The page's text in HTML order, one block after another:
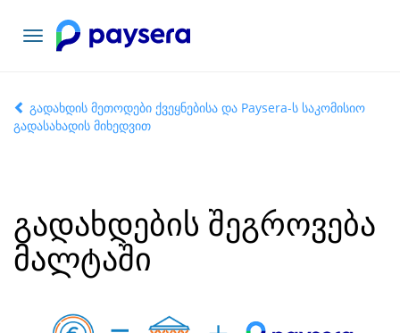
ნავიგაციის
გადართვა
გადახდის მეთოდები ქვეყნებისა და Paysera-ს საკომისიო
გადასახადის მიხედვით
გადახდების შეგროვება
მალტაში